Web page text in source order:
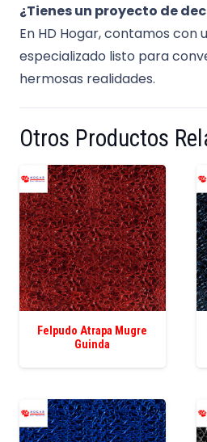
¿Tienes un proyecto de
En HD Hogar, contamos con
especializado listo para
hermosas realidades.
Otros Productos
Felpudo Atrapa Mugre
Guinda